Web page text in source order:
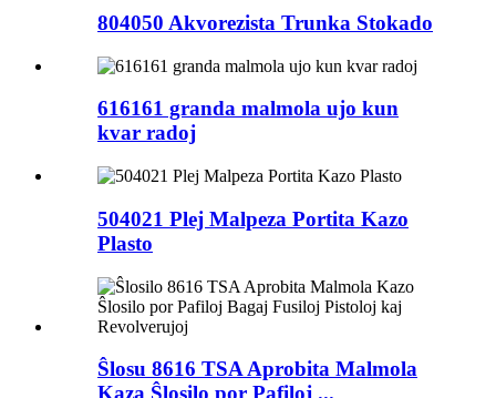
804050 Akvorezista Trunka Stokado
616161 granda malmola ujo kun
kvar radoj
504021 Plej Malpeza Portita Kazo
Plasto
Ŝlosu 8616 TSA Aprobita Malmola